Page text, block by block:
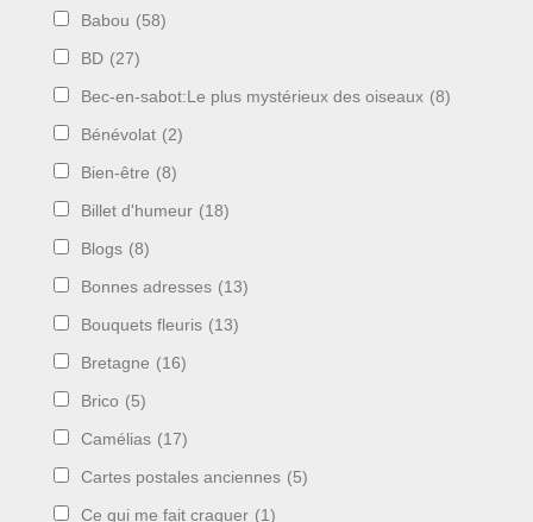
Babou (58)
BD (27)
Bec-en-sabot:Le plus mystérieux des oiseaux (8)
Bénévolat (2)
Bien-être (8)
Billet d'humeur (18)
Blogs (8)
Bonnes adresses (13)
Bouquets fleuris (13)
Bretagne (16)
Brico (5)
Camélias (17)
Cartes postales anciennes (5)
Ce qui me fait craquer (1)